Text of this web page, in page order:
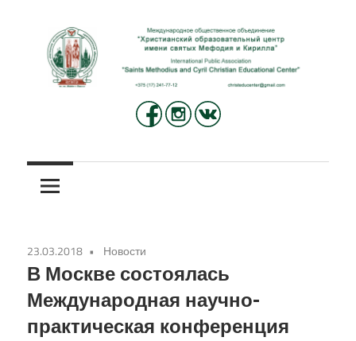
содержимому
Христианский
центр
святых
Мефодия
Международное
«Христианский
образовательный
святых
Мефодия
и
Кирилла»
23.03.2018 Новости
В Москве состоялась
Международная научно-
практическая конференция